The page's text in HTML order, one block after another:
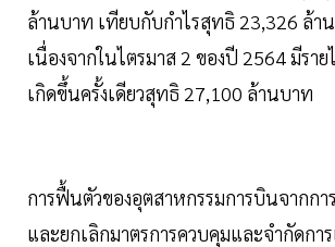
ล้านบาท เทียบกับกำไรสุทธิ 23,326 ล้า
เนื่องจากในไตรมาส 2 ของปี 2564 มีราย
เกิดขึ้นครั้งเดียวสุทธิ 27,100 ล้านบาท
การฟื้นตัวของอุตสาหกรรมการบินจากก
และยกเลิกมาตรการควบคุมและจำกัดกา